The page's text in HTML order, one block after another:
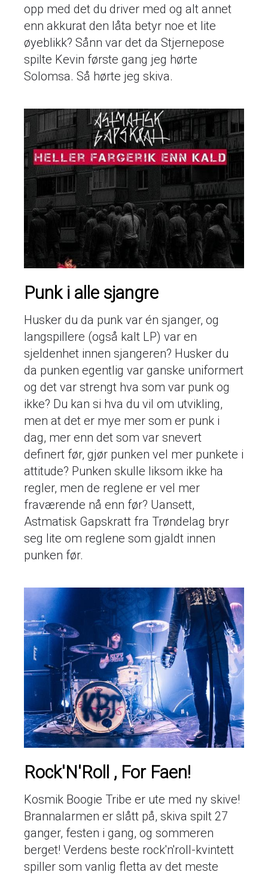
opp med det du driver med og alt annet
enn akkurat den låta betyr noe et lite
øyeblikk? Sånn var det da Stjernepose
spilte Kevin første gang jeg hørte
Solomsa. Så hørte jeg skiva.
Punk i alle sjangre
Husker du da punk var én sjanger, og
langspillere (også kalt LP) var en
sjeldenhet innen sjangeren? Husker du
da punken egentlig var ganske uniformert
og det var strengt hva som var punk og
ikke? Du kan si hva du vil om utvikling,
men at det er mye mer som er punk i
dag, mer enn det som var snevert
definert før, gjør punken vel mer punkete i
attitude? Punken skulle liksom ikke ha
regler, men de reglene er vel mer
fraværende nå enn før? Uansett,
Astmatisk Gapskratt fra Trøndelag bryr
seg lite om reglene som gjaldt innen
punken før.
Rock'N'Roll , For Faen!
Kosmik Boogie Tribe er ute med ny skive!
Brannalarmen er slått på, skiva spilt 27
ganger, festen i gang, og sommeren
berget! Verdens beste rock'n'roll-kvintett
spiller som vanlig fletta av det meste